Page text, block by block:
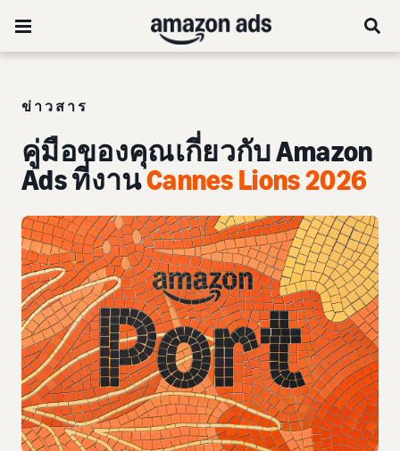
ข่าวสาร
คู่มือของคุณเกี่ยวกับ Amazon
Ads ที่งานCannes Lions 2026